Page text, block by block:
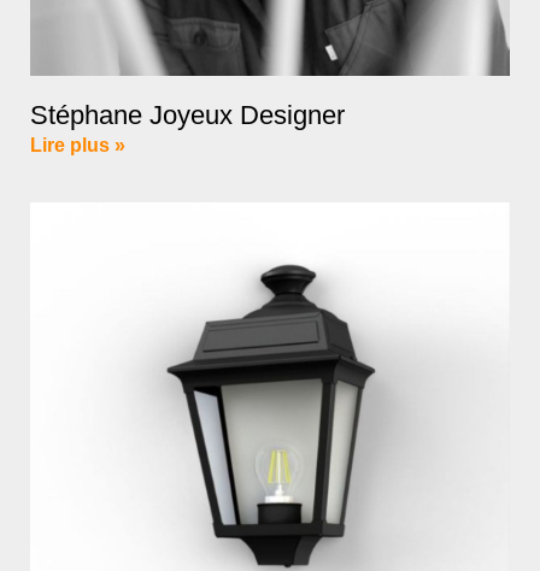
Stéphane Joyeux Designer
Lire plus »